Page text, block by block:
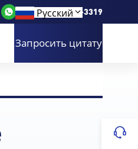
0086-183-3726-3319
Запросить цитату
Русский